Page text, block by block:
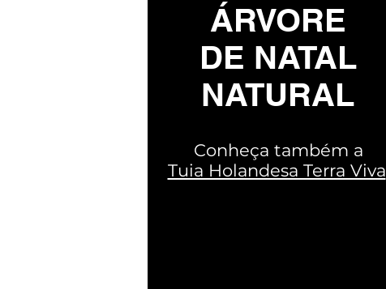
ÁRVORE
DE NATAL
NATURAL
Conheça também a
Tuia Holandesa Terra Viva